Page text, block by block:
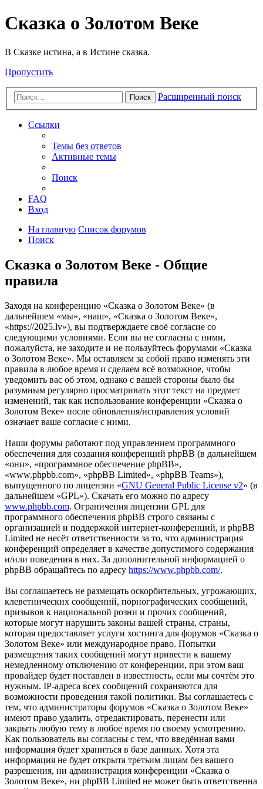
Сказка о Золотом Веке
В Сказке истина, а в Истине сказка.
Пропустить
Поиск Расширенный поиск
Ссылки
Темы без ответов
Активные темы
Поиск
FAQ
Вход
На главную Список форумов
Поиск
Сказка о Золотом Веке - Общие
правила
Заходя на конференцию «Сказка о Золотом Веке» (в
дальнейшем «мы», «наш», «Сказка о Золотом Веке»,
«https://2025.lv»), вы подтверждаете своё согласие со
следующими условиями. Если вы не согласны с ними,
пожалуйста, не заходите и не пользуйтесь форумами «Сказка
о Золотом Веке». Мы оставляем за собой право изменять эти
правила в любое время и сделаем всё возможное, чтобы
уведомить вас об этом, однако с вашей стороны было бы
разумным регулярно просматривать этот текст на предмет
изменений, так как использование конференции «Сказка о
Золотом Веке» после обновления/исправления условий
означает ваше согласие с ними.
Наши форумы работают под управлением программного
обеспечения для создания конференций phpBB (в дальнейшем
«они», «программное обеспечение phpBB»,
«www.phpbb.com», «phpBB Limited», «phpBB Teams»),
выпущенного по лицензии «GNU General Public License v2» (в
дальнейшем «GPL»). Скачать его можно по адресу
www.phpbb.com. Ограничения лицензии GPL для
программного обеспечения phpBB строго связаны с
организацией и поддержкой интернет-конференций, и phpBB
Limited не несёт ответственности за то, что администрация
конференций определяет в качестве допустимого содержания
и/или поведения в них. За дополнительной информацией о
phpBB обращайтесь по адресу https://www.phpbb.com/.
Вы соглашаетесь не размещать оскорбительных, угрожающих,
клеветнических сообщений, порнографических сообщений,
призывов к национальной розни и прочих сообщений,
которые могут нарушить законы вашей страны, страны,
которая предоставляет услуги хостинга для форумов «Сказка о
Золотом Веке» или международное право. Попытки
размещения таких сообщений могут привести к вашему
немедленному отключению от конференции, при этом ваш
провайдер будет поставлен в известность, если мы сочтём это
нужным. IP-адреса всех сообщений сохраняются для
возможности проведения такой политики. Вы соглашаетесь с
тем, что администраторы форумов «Сказка о Золотом Веке»
имеют право удалить, отредактировать, перенести или
закрыть любую тему в любое время по своему усмотрению.
Как пользователь вы согласны с тем, что введённая вами
информация будет храниться в базе данных. Хотя эта
информация не будет открыта третьим лицам без вашего
разрешения, ни администрация конференции «Сказка о
Золотом Веке», ни phpBB Limited не может быть ответственна